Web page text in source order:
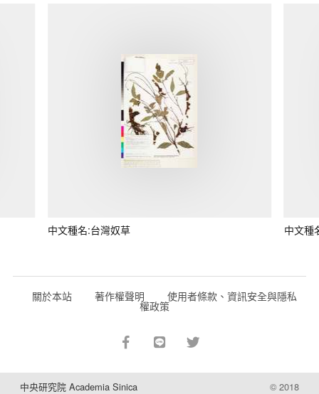
中文種名:台灣奴草 中文種
關於本站 著作權聲明 使用者條款、資訊安全與隱私
權政策
中央研究院 Academia Sinica © 2018